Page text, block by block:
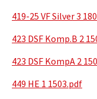
419-25 VF Silver 3
423 DSF Komp.B 2
423 DSF KompA 2
449 HE 1 1503.pdf